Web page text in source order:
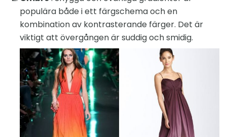
populära både i ett färgschema och en
kombination av kontrasterande färger. Det är
viktigt att övergången är suddig och smidig.